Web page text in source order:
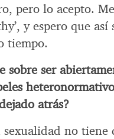
pero lo acepto.
y espero que así
tiempo.
sobre ser
atrás?
sexualidad no tiene